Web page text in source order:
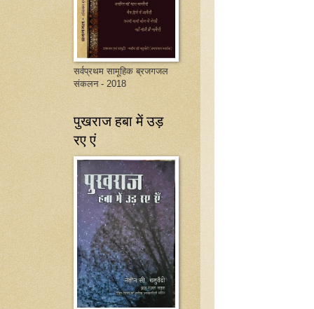
सर्वप्रथम सामूहिक ब्रजगजल
संकलन - 2018
पुखराज हबा में उड़
रए एं